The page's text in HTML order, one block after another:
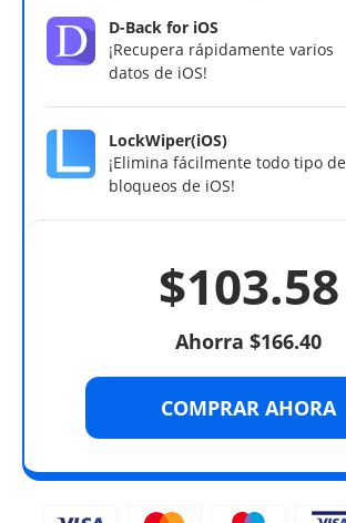
D-Back for iOS
¡Recupera rápidamente varios
datos de iOS!
LockWiper(iOS)
¡Elimina fácilmente todo tipo de
bloqueos de iOS!
$103.58
Ahorra $166.40
COMPRAR AHORA